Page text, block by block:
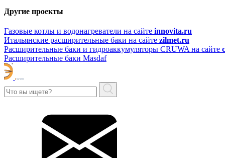
Другие проекты
Газовые котлы и водонагреватели на сайте innovita.ru
Итальянские расширительные баки на сайте zilmet.ru
Расширительные баки и гидроаккумуляторы CRUWA на сайте
Расширительные баки Masdaf